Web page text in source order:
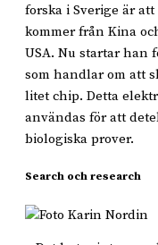
forska i Sverige är
kommer från Kina
USA. Nu startar han
som handlar om att
litet chip. Detta
användas för att
biologiska prover.
Search och research